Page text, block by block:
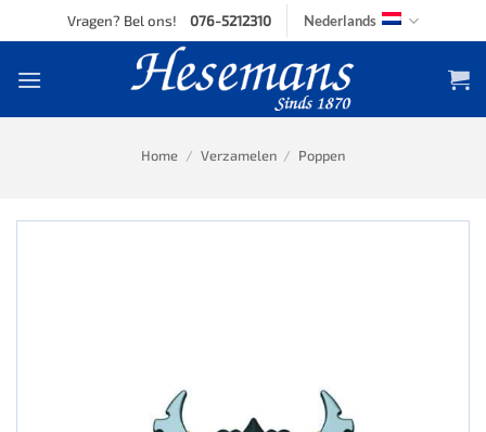
to
Vragen? Bel ons! 076-5212310 Nederlands
Home / Verzamelen / Poppen